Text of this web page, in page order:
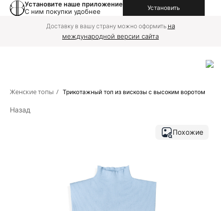
Установите наше приложение
С ним покупки удобнее
Установить
Доставку в вашу страну можно оформить на
международной версии сайта
Женские топы / Трикотажный топ из вискозы с высоким воротом
Назад
Похожие